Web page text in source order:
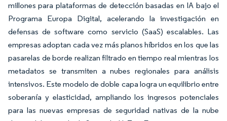
millones para plataformas de detección basadas en IA bajo el
Programa Europa Digital, acelerando la investigación en
defensas de software como servicio (SaaS) escalables. Las
empresas adoptan cada vez más planos híbridos en los que las
pasarelas de borde realizan filtrado en tiempo real mientras los
metadatos se transmiten a nubes regionales para análisis
intensivos. Este modelo de doble capa logra un equilibrio entre
soberanía y elasticidad, ampliando los ingresos potenciales
para las nuevas empresas de seguridad nativas de la nube